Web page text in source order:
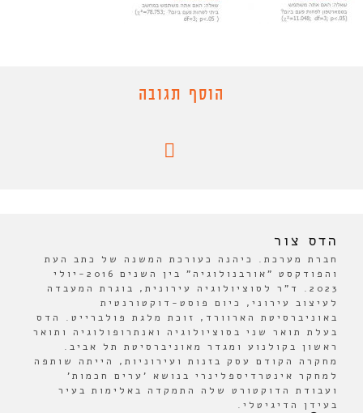
הוסף תגובה
הדס צור
חברת מערכת. כיהנה כעורכת המשנה של כתב העת
והפודקסט "אורבנולוגיה" בין השנים 2016-יולי
2023. ד"ר לסוציולוגיה עירונית, בוגרת המעבדה
לעיצוב עירוני, כיום פוסט-דוקטורנטית
באוניברסיטת הארוורד, זוכת מלגת פולברייט. הדס
בעלת תואר שני בסוציולוגיה ואנתרופולוגיה ותואר
ראשון בקולנוע ומגדר מאוניברסיטת תל אביב.
מחקרה הקודם עסק בזנות ועירוניות, הייתה שותפה
למחקר אינטרדיספלינרי בנושא 'ערים חכמות'
ועבודת הדוקטורט שלה התמקדה באלימות בעיר
בעידן הדיגיטלי.